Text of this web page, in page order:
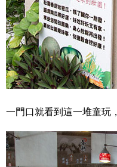
一門口就看到這一堆童玩